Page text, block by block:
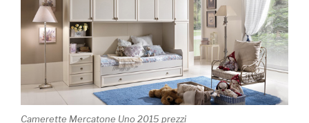
Camerette Mercatone Uno 2015 prezzi